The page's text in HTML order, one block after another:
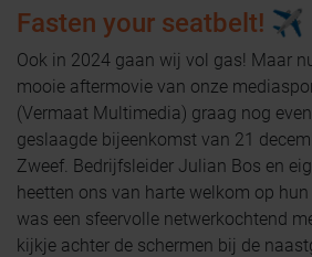
Fasten your seatbelt! ✈
Ook in 2024 gaan wij vol gas! Maar
mooie aftermovie van onze
(Vermaat Multimedia) graag nog
geslaagde bijeenkomst van 21
Zweef. Bedrijfsleider Julian Bos en
heetten ons van harte welkom op
was een sfeervolle netwerkochtend
kijkje achter de schermen bij de